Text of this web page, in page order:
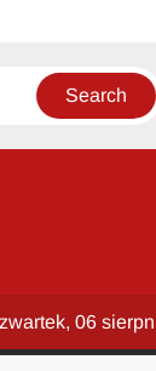
unikalnych
06